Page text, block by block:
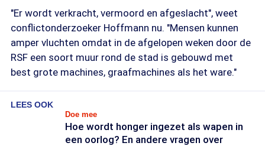
"Er wordt verkracht, vermoord en afgeslacht", weet
conflictonderzoeker Hoffmann nu. "Mensen kunnen
amper vluchten omdat in de afgelopen weken door de
RSF een soort muur rond de stad is gebouwd met
best grote machines, graafmachines als het ware."
LEES OOK
Doe mee
Hoe wordt honger ingezet als wapen in
een oorlog? En andere vragen over